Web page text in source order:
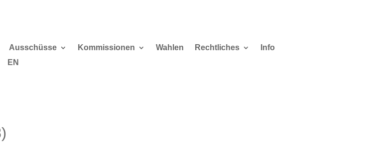
Ausschüsse Kommissionen Wahlen Rechtliches
Info
EN